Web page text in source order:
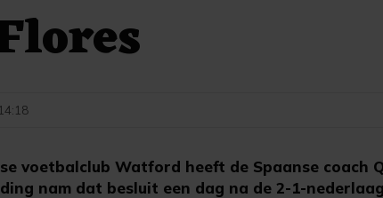
voetbalclub Watford heeft de Spaanse coach
nam dat besluit een dag na de 2-1-